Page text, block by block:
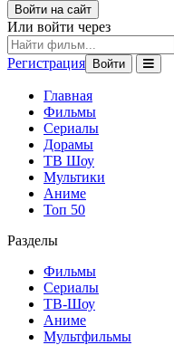
Войти на сайт
Или войти через
Регистрация Войти
Главная
Фильмы
Сериалы
Дорамы
ТВ Шоу
Мультики
Аниме
Топ 50
Разделы
Фильмы
Сериалы
ТВ-Шоу
Аниме
Мультфильмы